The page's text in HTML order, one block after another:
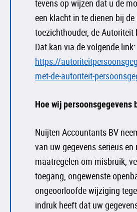
tevens op wijzen dat u de
een klacht in te dienen bij
toezichthouder, de Autoriteit
Dat kan via de volgende link:
https://
met-de-autoriteit-
Hoe wij persoonsgegevens
Nuijten Accountants BV
van uw gegevens serieus
maatregelen om misbruik,
toegang, ongewenste
ongeoorloofde wijziging
indruk heeft dat uw